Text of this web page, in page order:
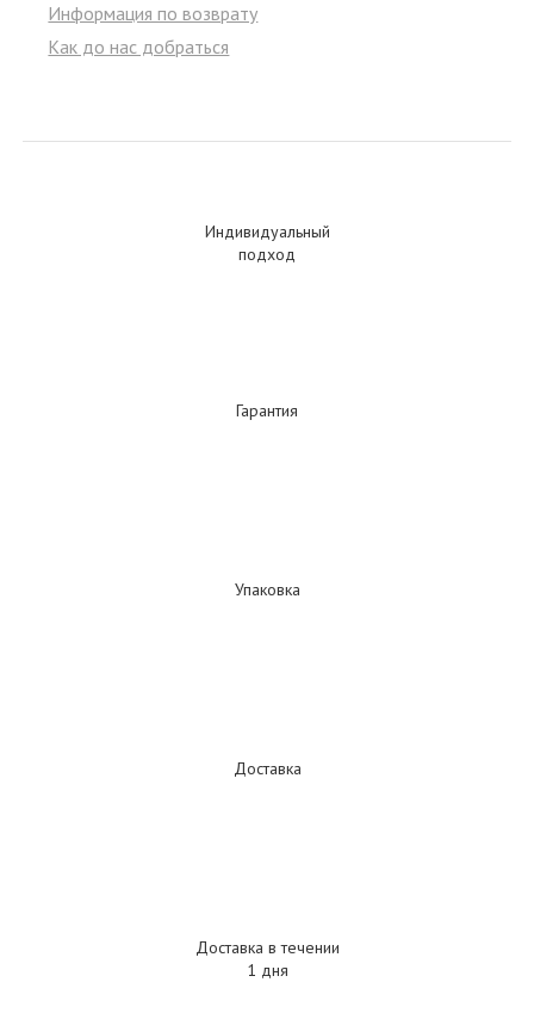
Информация по возврату
Как до нас добраться
Индивидуальный
подход
Гарантия
Упаковка
Доставка
Доставка в течении
1 дня